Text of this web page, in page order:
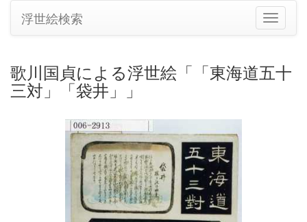
ナ
ビ
シ
浮世絵検索
歌川国貞による浮世絵「「東海道五十
三対」「袋井」」